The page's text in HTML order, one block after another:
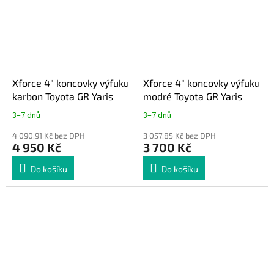
Xforce 4″ koncovky výfuku
karbon Toyota GR Yaris
3–7 dnů
4 090,91 Kč bez DPH
4 950 Kč
Do košíku
Xforce 4″ koncovky výfuku
modré Toyota GR Yaris
3–7 dnů
3 057,85 Kč bez DPH
3 700 Kč
Do košíku